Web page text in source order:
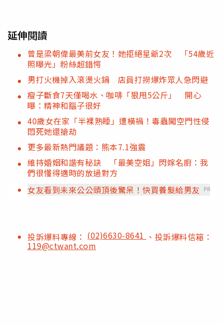
延伸閱讀
曾是梁朝偉最美前女友！她拒絕星爺2次 「54歲近
照曝光」粉絲超錯愕
男打火機掉入滾燙火鍋 店員打撈爆炸眾人急閃避
瘦子斷食7天僅喝水、咖啡「狠甩5公斤」 開心
曝：精神和腦子很好
40歲女在家「半裸熟睡」遭橫禍！毒蟲闖空門性侵
悶死她還搶劫
更多最新熱門議題：熊本7.1強震
維持婚姻和諧有秘訣 「最美空姐」閃嫁名廚：我
們很懂得適時的放過對方
女友看到未來公公頭頂後驚呆！快買養髮給男友
PR
投訴爆料專線： (02)6630-8641 、投訴爆料信箱：
119@ctwant.com